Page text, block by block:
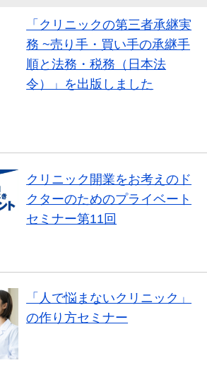
「クリニックの第三者承継実
務 ~売り手・買い手の承継手
順と法務・税務（日本法
令）」を出版しました
クリニック開業をお考えのド
クターのためのプライベート
セミナー第11回
「人で悩まないクリニック」
の作り方セミナー